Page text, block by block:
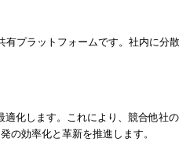
プラットフォームです。社内に
化します。これにより、競合他
の効率化と革新を推進します。